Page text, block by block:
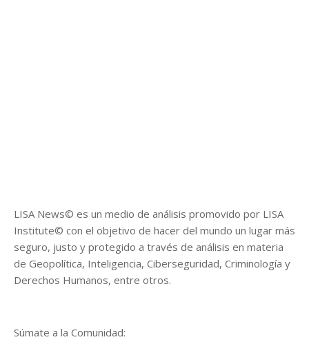
LISA News© es un medio de análisis promovido por LISA
Institute© con el objetivo de hacer del mundo un lugar más
seguro, justo y protegido a través de análisis en materia
de Geopolítica, Inteligencia, Ciberseguridad, Criminología y
Derechos Humanos, entre otros.
Súmate a la Comunidad: